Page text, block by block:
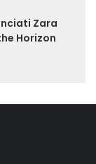
Zara
Horizon